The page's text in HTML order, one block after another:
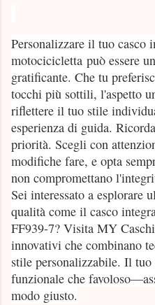
Personalizzare il tuo casco
motocicicletta può essere
gratificante. Che tu
tocchi più sottili, l'aspetto
riflettere il tuo stile
esperienza di guida.
priorità. Scegli con
modifiche fare, e opta
non compromettano
Sei interessato a esplorare
qualità come il casco
FF939-7? Visita MY
innovativi che combinano
stile personalizzabile. Il tuo
funzionale che
modo giusto.